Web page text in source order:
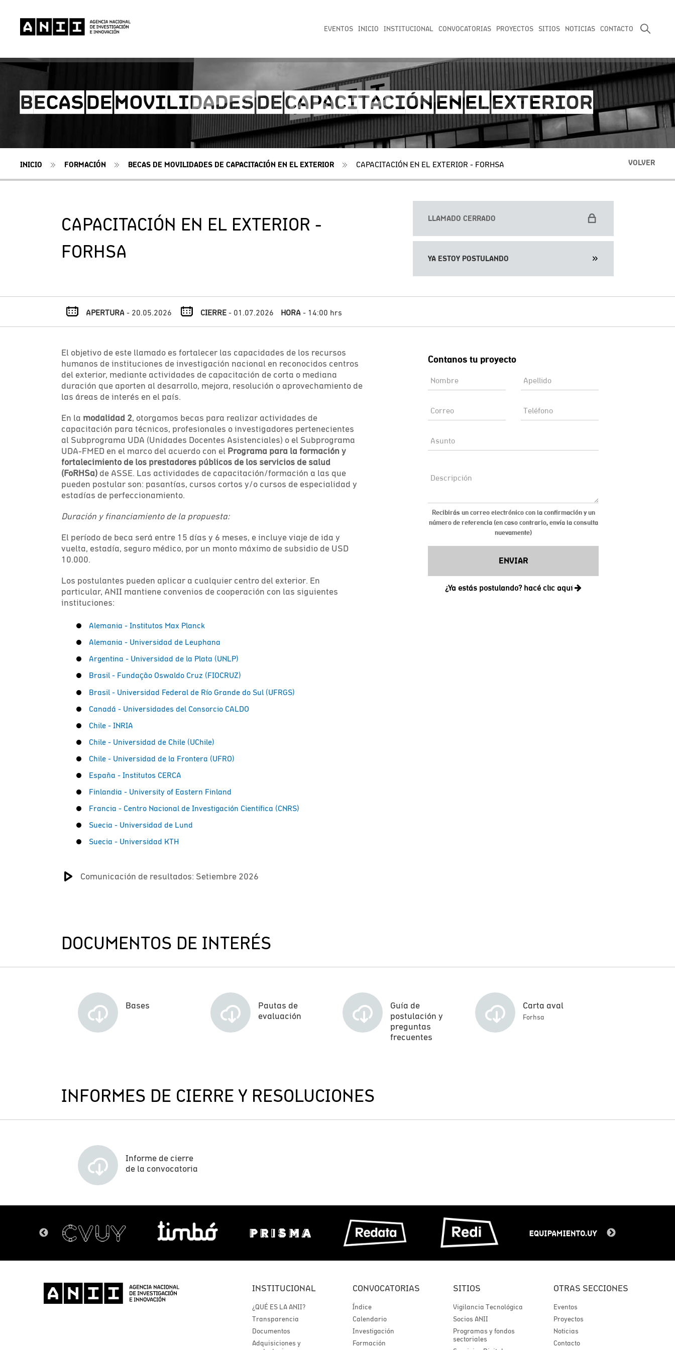
CONTACTO
NOTICIAS
SITIOS
PROYECTOS
CONVOCATORIAS
INSTITUCIONAL
INICIO
EVENTOS
BECAS DE MOVILIDADES DE CAPACITACIÓN EN EL EXTERIOR
INICIO FORMACIÓN BECAS DE MOVILIDADES DE CAPACITACIÓN EN EL EXTERIOR CAPACITACIÓN EN EL EXTERIOR - FORHSA VOLVER
CAPACITACIÓN EN EL EXTERIOR -
FORHSA
LLAMADO CERRADO
YA ESTOY POSTULANDO
APERTURA - 20.05.2026 CIERRE - 01.07.2026 HORA - 14:00 hrs
El objetivo de este llamado es fortalecer las capacidades de los recursos
humanos de instituciones de investigación nacional en reconocidos centros
del exterior, mediante actividades de capacitación de corta o mediana
duración que aporten al desarrollo, mejora, resolución o aprovechamiento de
las áreas de interés en el país.
En la modalidad 2, otorgamos becas para realizar actividades de
capacitación para técnicos, profesionales o investigadores pertenecientes
al Subprograma UDA (Unidades Docentes Asistenciales) o el Subprograma
UDA-FMED en el marco del acuerdo con el Programa para la formación y
fortalecimiento de los prestadores públicos de los servicios de salud
(FoRHSa) de ASSE. Las actividades de capacitación/formación a las que
pueden postular son: pasantías, cursos cortos y/o cursos de especialidad y
estadías de perfeccionamiento.
Duración y financiamiento de la propuesta:
El período de beca será entre 15 días y 6 meses, e incluye viaje de ida y
vuelta, estadía, seguro médico, por un monto máximo de subsidio de USD
10.000.
Los postulantes pueden aplicar a cualquier centro del exterior. En
particular, ANII mantiene convenios de cooperación con las siguientes
instituciones:
Alemania - Institutos Max Planck
Alemania - Universidad de Leuphana
Argentina - Universidad de la Plata (UNLP)
Brasil - Fundação Oswaldo Cruz (FIOCRUZ)
Brasil - Universidad Federal de Río Grande do Sul (UFRGS)
Canadá - Universidades del Consorcio CALDO
Chile - INRIA
Chile - Universidad de Chile (UChile)
Chile - Universidad de la Frontera (UFRO)
España - Institutos CERCA
Finlandia - University of Eastern Finland
Francia - Centro Nacional de Investigación Científica (CNRS)
Suecia - Universidad de Lund
Suecia - Universidad KTH
Comunicación de resultados: Setiembre 2026
DOCUMENTOS DE INTERÉS
Bases
Pautas de
evaluación
Guía de
postulación y
preguntas
frecuentes
Carta aval
Forhsa
INFORMES DE CIERRE Y RESOLUCIONES
Informe de cierre
de la convocatoria
INSTITUCIONAL
¿QUÉ ES LA ANII?
Transparencia
Documentos
Adquisiciones y
CONVOCATORIAS
Índice
Calendario
Investigación
Formación
SITIOS
Vigilancia Tecnológica
Socios ANII
Programas y fondos
sectoriales
OTRAS SECCIONES
Eventos
Proyectos
Noticias
Contacto